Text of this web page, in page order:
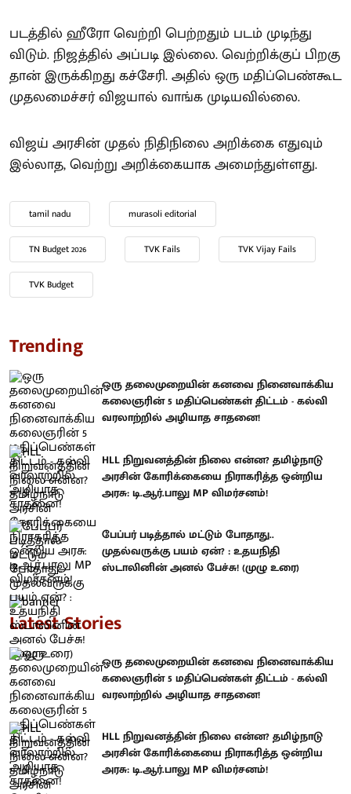
படத்தில் ஹீரோ வெற்றி பெற்றதும் படம் முடிந்து
விடும். நிஜத்தில் அப்படி இல்லை. வெற்றிக்குப் பிறகு
தான் இருக்கிறது கச்சேரி. அதில் ஒரு மதிப்பெண்கூட
முதலமைச்சர் விஜயால் வாங்க முடியவில்லை.
விஜய் அரசின் முதல் நிதிநிலை அறிக்கை எதுவும்
இல்லாத, வெற்று அறிக்கையாக அமைந்துள்ளது.
tamil nadu murasoli editorial
TN Budget 2026 TVK Fails TVK Vijay Fails
TVK Budget
Trending
ஒரு தலைமுறையின் கனவை நினைவாக்கிய
கலைஞரின் 5 மதிப்பெண்கள் திட்டம் - கல்வி
வரலாற்றில் அழியாத சாதனை!
HLL நிறுவனத்தின் நிலை என்ன? தமிழ்நாடு
அரசின் கோரிக்கையை நிராகரித்த ஒன்றிய
அரசு: டி.ஆர்.பாலு MP விமர்சனம்!
பேப்பர் படித்தால் மட்டும் போதாது..
முதல்வருக்கு பயம் ஏன்? : உதயநிதி
ஸ்டாலினின் அனல் பேச்சு! (முழு உரை)
Latest Stories
ஒரு தலைமுறையின் கனவை நினைவாக்கிய
கலைஞரின் 5 மதிப்பெண்கள் திட்டம் - கல்வி
வரலாற்றில் அழியாத சாதனை!
HLL நிறுவனத்தின் நிலை என்ன? தமிழ்நாடு
அரசின் கோரிக்கையை நிராகரித்த ஒன்றிய
அரசு: டி.ஆர்.பாலு MP விமர்சனம்!